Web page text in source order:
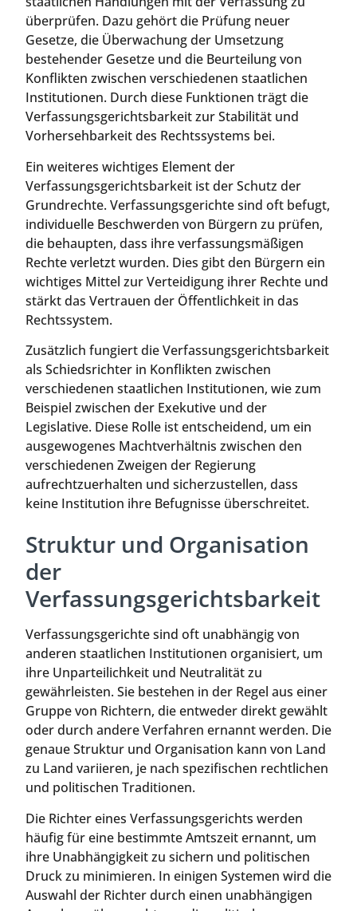
überprüfen. Dazu gehört die Prüfung neuer
Gesetze, die Überwachung der Umsetzung
bestehender Gesetze und die Beurteilung von
Konflikten zwischen verschiedenen staatlichen
Institutionen. Durch diese Funktionen trägt die
Verfassungsgerichtsbarkeit zur Stabilität und
Vorhersehbarkeit des Rechtssystems bei.
Ein weiteres wichtiges Element der
Verfassungsgerichtsbarkeit ist der Schutz der
Grundrechte. Verfassungsgerichte sind oft befugt,
individuelle Beschwerden von Bürgern zu prüfen,
die behaupten, dass ihre verfassungsmäßigen
Rechte verletzt wurden. Dies gibt den Bürgern ein
wichtiges Mittel zur Verteidigung ihrer Rechte und
stärkt das Vertrauen der Öffentlichkeit in das
Rechtssystem.
Zusätzlich fungiert die Verfassungsgerichtsbarkeit
als Schiedsrichter in Konflikten zwischen
verschiedenen staatlichen Institutionen, wie zum
Beispiel zwischen der Exekutive und der
Legislative. Diese Rolle ist entscheidend, um ein
ausgewogenes Machtverhältnis zwischen den
verschiedenen Zweigen der Regierung
aufrechtzuerhalten und sicherzustellen, dass
keine Institution ihre Befugnisse überschreitet.
Struktur und Organisation
der
Verfassungsgerichtsbarkeit
Verfassungsgerichte sind oft unabhängig von
anderen staatlichen Institutionen organisiert, um
ihre Unparteilichkeit und Neutralität zu
gewährleisten. Sie bestehen in der Regel aus einer
Gruppe von Richtern, die entweder direkt gewählt
oder durch andere Verfahren ernannt werden. Die
genaue Struktur und Organisation kann von Land
zu Land variieren, je nach spezifischen rechtlichen
und politischen Traditionen.
Die Richter eines Verfassungsgerichts werden
häufig für eine bestimmte Amtszeit ernannt, um
ihre Unabhängigkeit zu sichern und politischen
Druck zu minimieren. In einigen Systemen wird die
Auswahl der Richter durch einen unabhängigen